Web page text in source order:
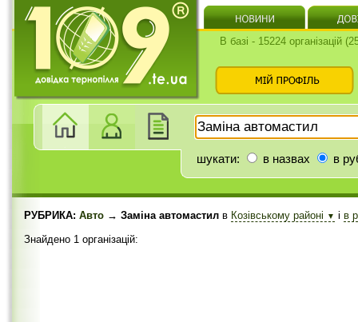
В базі - 15224 організацій
шукати: в назвах в
РУБРИКА: Авто → Заміна автомастил в Козівському районі ▼ і в
Знайдено 1 організацій: